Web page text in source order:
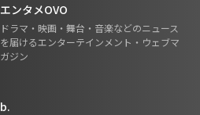
エンタメOVO
ドラマ・映画・舞台・音楽などのニュース
を届けるエンターテインメント・ウェブマ
ガジン
b.